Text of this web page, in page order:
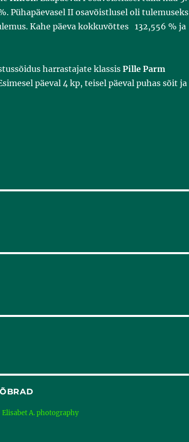
Pühapäevasel II osavõistlusel oli tulemuseks
Kahe päeva kokkuvõttes 132,556 % ja
harrastajate klassis Pille Parm
päeval 4 kp, teisel päeval puhas sõit ja
Elisabet A. photography